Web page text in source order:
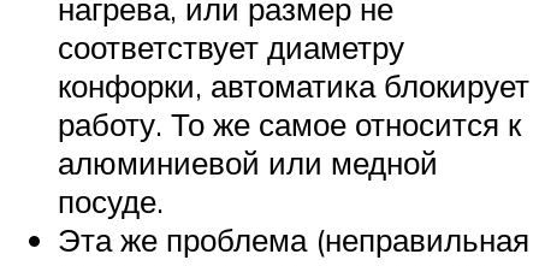
нагрева, или размер не
соответствует диаметру
конфорки, автоматика блокирует
работу. То же самое относится к
алюминиевой или медной
посуде.
Эта же проблема (неправильная